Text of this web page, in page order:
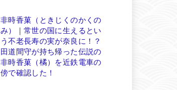
非時香菓（ときじくのかくの
み）｜常世の国に生えるとい
う不老長寿の実が奈良に！？
田道間守が持ち帰った伝説の
非時香菓（橘）を近鉄電車の
傍で確認した！